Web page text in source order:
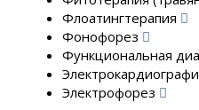
Флоатингтерапия
Фонофорез
Функциональная
Электрофорез